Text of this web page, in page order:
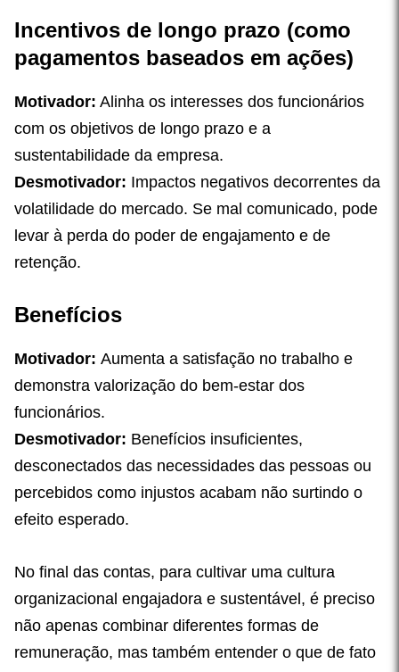
Incentivos de longo prazo (como
pagamentos baseados em ações)
Motivador: Alinha os interesses dos funcionários
com os objetivos de longo prazo e a
sustentabilidade da empresa.
Desmotivador: Impactos negativos decorrentes da
volatilidade do mercado. Se mal comunicado, pode
levar à perda do poder de engajamento e de
retenção.
Benefícios
Motivador: Aumenta a satisfação no trabalho e
demonstra valorização do bem-estar dos
funcionários.
Desmotivador: Benefícios insuficientes,
desconectados das necessidades das pessoas ou
percebidos como injustos acabam não surtindo o
efeito esperado.
No final das contas, para cultivar uma cultura
organizacional engajadora e sustentável, é preciso
não apenas combinar diferentes formas de
remuneração, mas também entender o que de fato